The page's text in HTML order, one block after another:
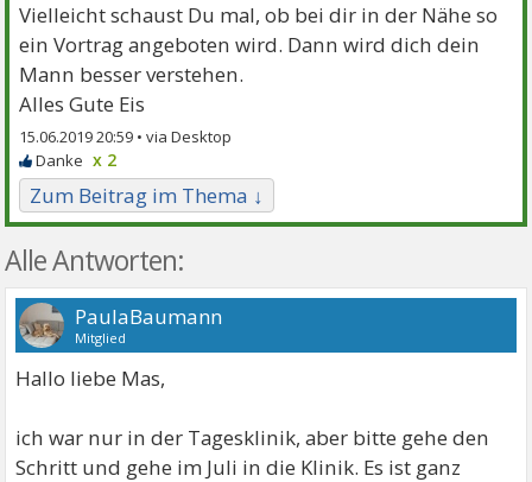
Vielleicht schaust Du mal, ob bei dir in der Nähe so
ein Vortrag angeboten wird. Dann wird dich dein
Mann besser verstehen.
Alles Gute Eis
15.06.2019 20:59 •
x 2
Zum Beitrag im Thema ↓
Alle Antworten:
PaulaBaumann
Mitglied
Hallo liebe Mas,
ich war nur in der Tagesklinik, aber bitte gehe den
Schritt und gehe im Juli in die Klinik. Es ist ganz